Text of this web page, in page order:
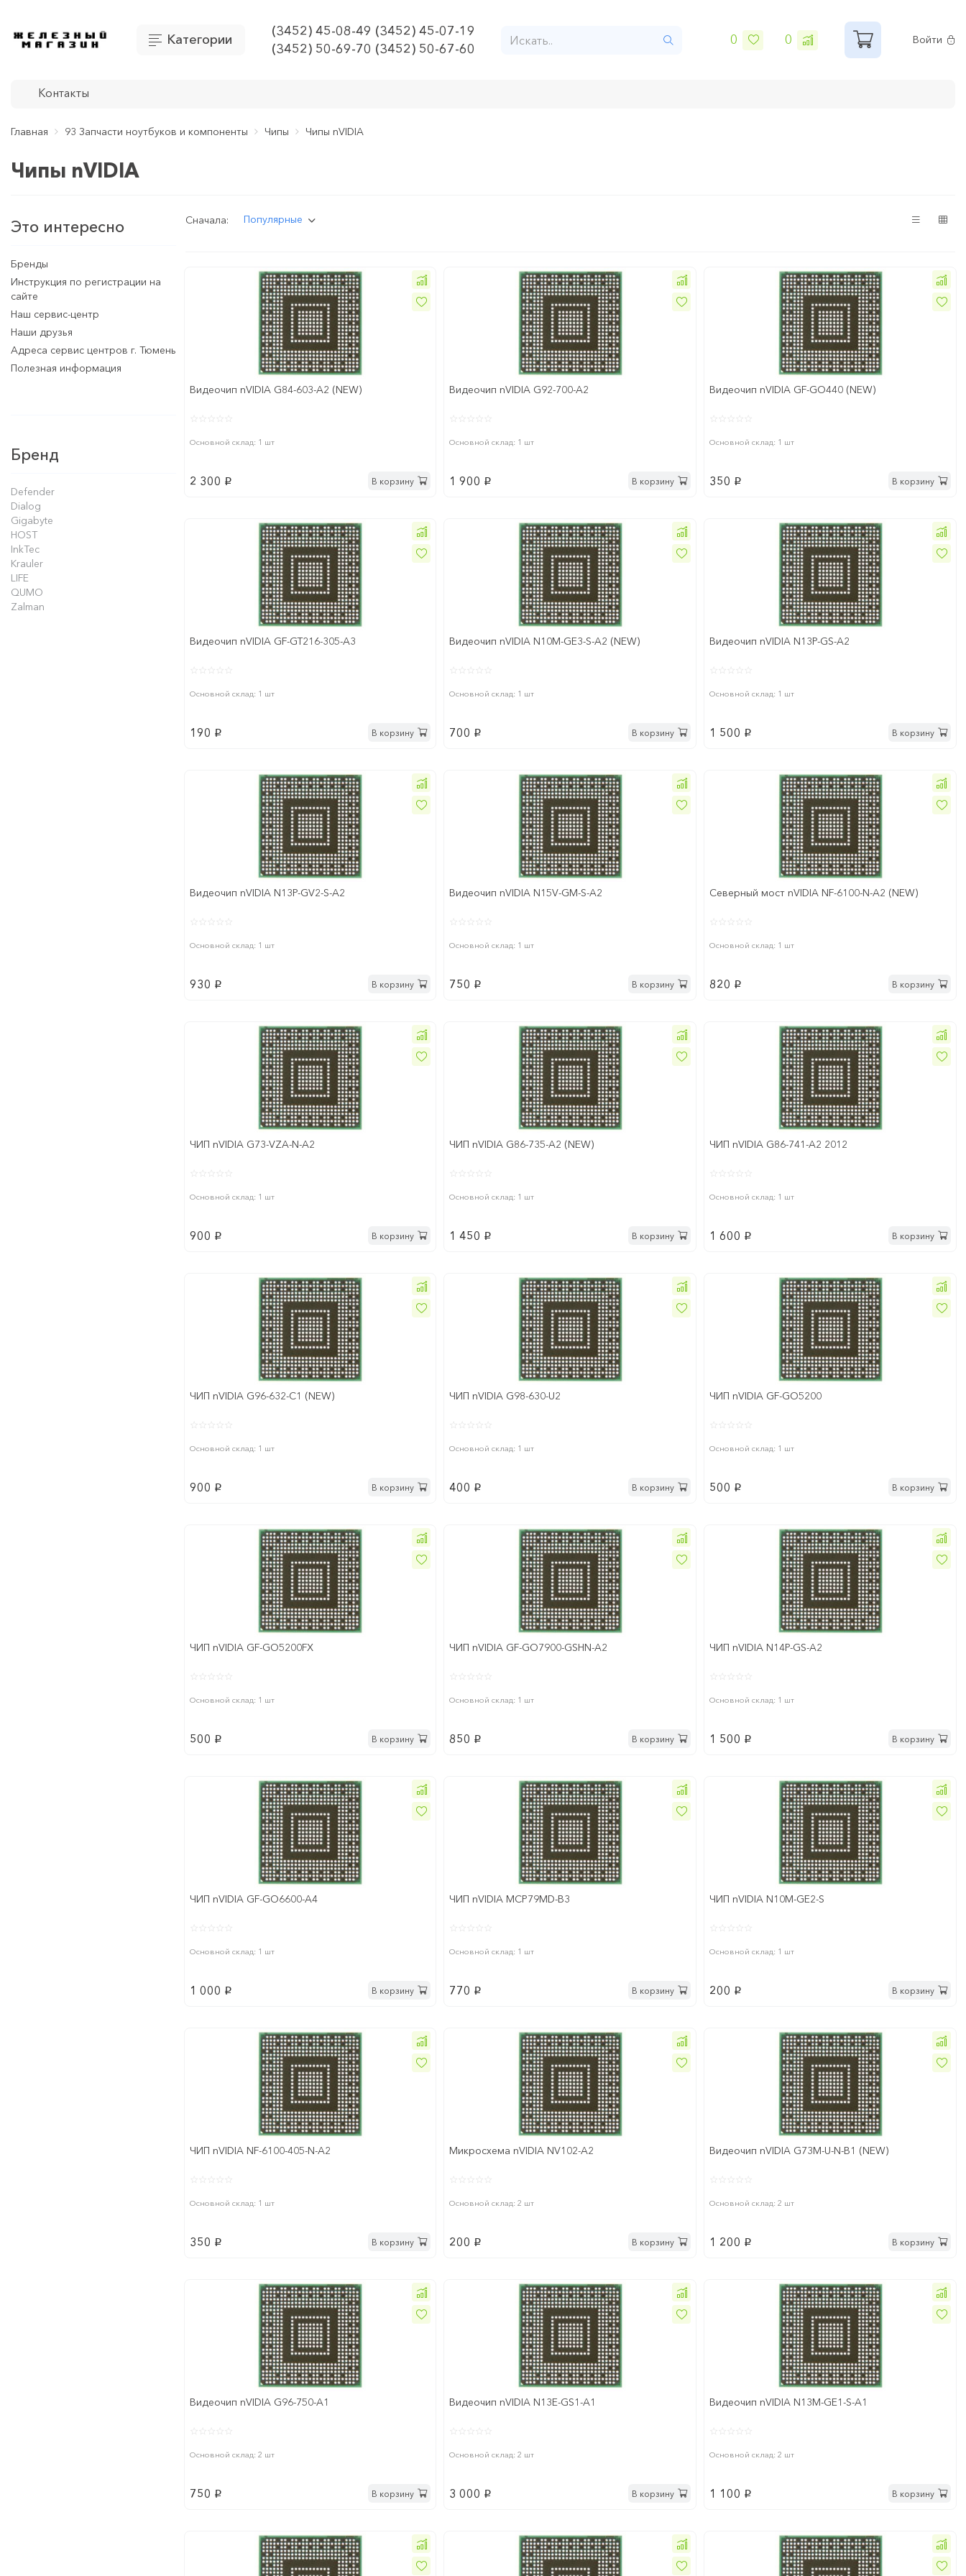
Категории
(3452) 45-08-49 (3452) 45-07-19
(3452) 50-69-70 (3452) 50-67-60
0 0 Войти
Контакты
Главная 93 Запчасти ноутбуков и компоненты Чипы Чипы nVIDIA
Чипы nVIDIA
Это интересно
Бренды
Инструкция по регистрации на
сайте
Наш сервис-центр
Наши друзья
Адреса сервис центров г. Тюмень
Полезная информация
Бренд
Defender
Dialog
Gigabyte
HOST
InkTec
Krauler
LIFE
QUMO
Zalman
Сначала: Популярные
Видеочип nVIDIA G84-603-A2 (NEW)
Основной склад: 1 шт
2 300 p В корзину
Видеочип nVIDIA G92-700-A2
Основной склад: 1 шт
1 900 p В корзину
Видеочип nVIDIA GF-GO440 (NEW)
Основной склад: 1 шт
350 p В корзину
Видеочип nVIDIA GF-GT216-305-A3
Основной склад: 1 шт
190 p В корзину
Видеочип nVIDIA N10M-GE3-S-A2 (NEW)
Основной склад: 1 шт
700 p В корзину
Видеочип nVIDIA N13P-GS-A2
Основной склад: 1 шт
1 500 p В корзину
Видеочип nVIDIA N13P-GV2-S-A2
Основной склад: 1 шт
930 p В корзину
Видеочип nVIDIA N15V-GM-S-A2
Основной склад: 1 шт
750 p В корзину
Северный мост nVIDIA NF-6100-N-A2 (NEW)
Основной склад: 1 шт
820 p В корзину
ЧИП nVIDIA G73-VZA-N-A2
Основной склад: 1 шт
900 p В корзину
ЧИП nVIDIA G86-735-A2 (NEW)
Основной склад: 1 шт
1 450 p В корзину
ЧИП nVIDIA G86-741-A2 2012
Основной склад: 1 шт
1 600 p В корзину
ЧИП nVIDIA G96-632-С1 (NEW)
Основной склад: 1 шт
900 p В корзину
ЧИП nVIDIA G98-630-U2
Основной склад: 1 шт
400 p В корзину
ЧИП nVIDIA GF-GO5200
Основной склад: 1 шт
500 p В корзину
ЧИП nVIDIA GF-GO5200FX
Основной склад: 1 шт
500 p В корзину
ЧИП nVIDIA GF-GO7900-GSHN-A2
Основной склад: 1 шт
850 p В корзину
ЧИП nVIDIA N14P-GS-A2
Основной склад: 1 шт
1 500 p В корзину
ЧИП nVIDIA GF-GO6600-A4
Основной склад: 1 шт
1 000 p В корзину
ЧИП nVIDIA MCP79MD-B3
Основной склад: 1 шт
770 p В корзину
ЧИП nVIDIA N10M-GE2-S
Основной склад: 1 шт
200 p В корзину
ЧИП nVIDIA NF-6100-405-N-A2
Основной склад: 1 шт
350 p В корзину
Микросхема nVIDIA NV102-A2
Основной склад: 2 шт
200 p В корзину
Видеочип nVIDIA G73M-U-N-B1 (NEW)
Основной склад: 2 шт
1 200 p В корзину
Видеочип nVIDIA G96-750-A1
Основной склад: 2 шт
750 p В корзину
Видеочип nVIDIA N13E-GS1-A1
Основной склад: 2 шт
3 000 p В корзину
Видеочип nVIDIA N13M-GE1-S-A1
Основной склад: 2 шт
1 100 p В корзину